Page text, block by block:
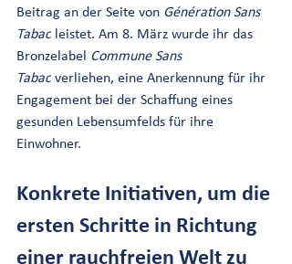
Beitrag an der Seite von Génération Sans
Tabac leistet. Am 8. März wurde ihr das
Bronzelabel Commune Sans
Tabac verliehen, eine Anerkennung für ihr
Engagement bei der Schaffung eines
gesunden Lebensumfelds für ihre
Einwohner.
Konkrete Initiativen, um die
ersten Schritte in Richtung
einer rauchfreien Welt zu